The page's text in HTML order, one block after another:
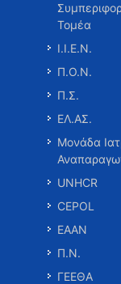
Τομέα
Ι.Ι.Ε.Ν.
Π.Ο.Ν.
Π.Σ.
ΕΛ.ΑΣ.
Μονάδα
UNHCR
CEPOL
ΕΑΑΝ
Π.Ν.
ΓΕΕΘΑ